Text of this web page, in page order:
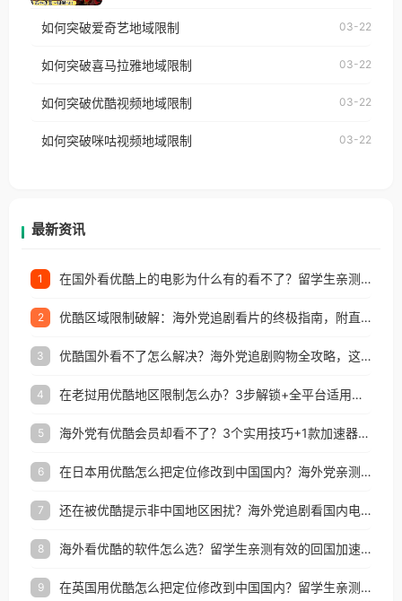
台湾、美国、加拿大、澳大利亚、欧洲等国家和地区
权限制所困扰。
播放”的提示语。 海外用户如香港、澳门、台湾、美
制问题，且仅能在中国大陆地区播放。 遇到这个问题
户收听网易云音乐地区版权限制」的问题，无论人在
如何突破爱奇艺地域限制 03-22
如何突破喜马拉雅地域限制 03-22
如何突破优酷视频地域限制 03-22
如何突破咪咕视频地域限制 03-22
最新资讯
1 在国外看优酷上的电影为什么有的看不了？留学生亲测有效的回国加速方案
2 优酷区域限制破解：海外党追剧看片的终极指南，附直播欧冠+1905电影网解决方案
3 优酷国外看不了怎么解决？海外党追剧购物全攻略，这招亲测有效！
4 在老挝用优酷地区限制怎么办？3步解锁+全平台适用的回国加速器指南
5 海外党有优酷会员却看不了？3个实用技巧+1款加速器解决追剧&金融APP难题
6 在日本用优酷怎么把定位修改到中国国内？海外党亲测有效的回国加速指南
7 还在被优酷提示非中国地区困扰？海外党追剧看国内电影的正确打开方式
8 海外看优酷的软件怎么选？留学生亲测有效的回国加速方案
9 在英国用优酷怎么把定位修改到中国国内？留学生亲测有效的回国加速方案